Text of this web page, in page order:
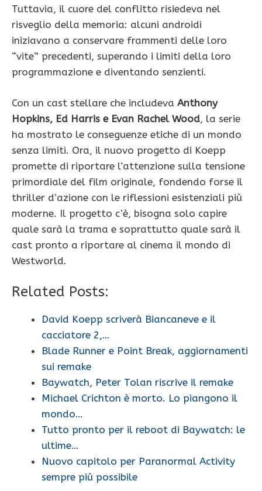
Tuttavia, il cuore del conflitto risiedeva nel
risveglio della memoria: alcuni androidi
iniziavano a conservare frammenti delle loro
“vite” precedenti, superando i limiti della loro
programmazione e diventando senzienti.
Con un cast stellare che includeva Anthony
Hopkins, Ed Harris e Evan Rachel Wood, la serie
ha mostrato le conseguenze etiche di un mondo
senza limiti. Ora, il nuovo progetto di Koepp
promette di riportare l’attenzione sulla tensione
primordiale del film originale, fondendo forse il
thriller d’azione con le riflessioni esistenziali più
moderne. Il progetto c’è, bisogna solo capire
quale sarà la trama e soprattutto quale sarà il
cast pronto a riportare al cinema il mondo di
Westworld.
Related Posts:
David Koepp scriverà Biancaneve e il
cacciatore 2,…
Blade Runner e Point Break, aggiornamenti
sui remake
Baywatch, Peter Tolan riscrive il remake
Michael Crichton è morto. Lo piangono il
mondo…
Tutto pronto per il reboot di Baywatch: le
ultime…
Nuovo capitolo per Paranormal Activity
sempre più possibile